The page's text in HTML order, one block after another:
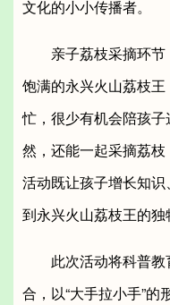
文化的小小传播者。
亲子荔枝采摘环
饱满的永兴火山荔枝
忙，很少有机会陪孩
然，还能一起采摘荔枝
活动既让孩子增长知
到永兴火山荔枝王的独
此次活动将科普
合，以“大手拉小手”